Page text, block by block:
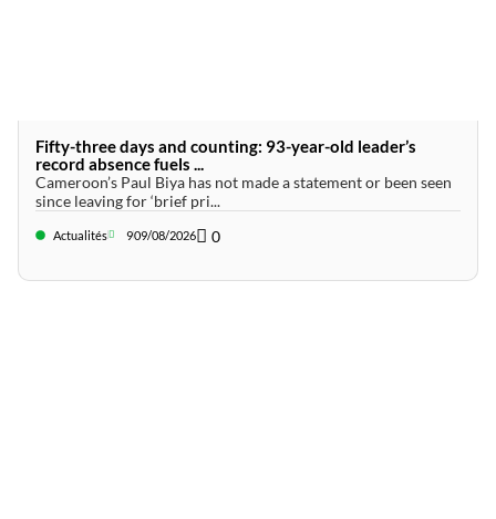
Fifty-three days and counting: 93-year-old leader’s
record absence fuels ...
Cameroon’s Paul Biya has not made a statement or been seen
since leaving for ‘brief pri...
Actualités 909/08/2026 0